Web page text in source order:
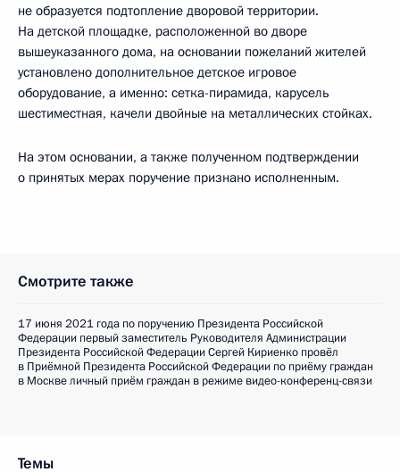
не образуется подтопление дворовой территории.
На детской площадке, расположенной во дворе
вышеуказанного дома, на основании пожеланий жителей
установлено дополнительное детское игровое
оборудование, а именно: сетка-пирамида, карусель
шестиместная, качели двойные на металлических стойках.
На этом основании, а также полученном подтверждении
о принятых мерах поручение признано исполненным.
Смотрите также
17 июня 2021 года по поручению Президента Российской
Федерации первый заместитель Руководителя Администрации
Президента Российской Федерации Сергей Кириенко провёл
в Приёмной Президента Российской Федерации по приёму граждан
в Москве личный приём граждан в режиме видео-конференц-связи
Темы